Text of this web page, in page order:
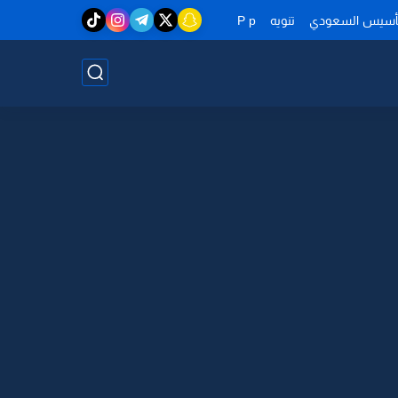
السعودي تنويه P p